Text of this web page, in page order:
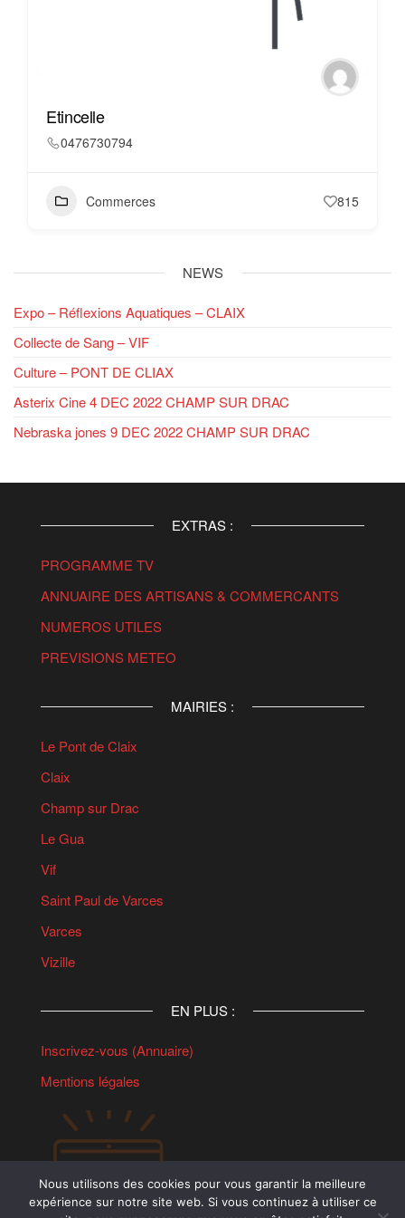
Etincelle
0476730794
Commerces 815
NEWS
Expo – Réflexions Aquatiques – CLAIX
Collecte de Sang – VIF
Culture – PONT DE CLIAX
Asterix Cine 4 DEC 2022 CHAMP SUR DRAC
Nebraska jones 9 DEC 2022 CHAMP SUR DRAC
EXTRAS :
PROGRAMME TV
ANNUAIRE DES ARTISANS & COMMERCANTS
NUMEROS UTILES
PREVISIONS METEO
MAIRIES :
Le Pont de Claix
Claix
Champ sur Drac
Le Gua
Vif
Saint Paul de Varces
Varces
Vizille
EN PLUS :
Inscrivez-vous (Annuaire)
Mentions légales
Nous utilisons des cookies pour vous garantir la meilleure
expérience sur notre site web. Si vous continuez à utiliser ce